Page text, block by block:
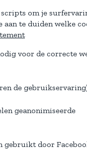
om je
te duiden welke
voor de correcte
de
geanonimiseerde
gebruikt door